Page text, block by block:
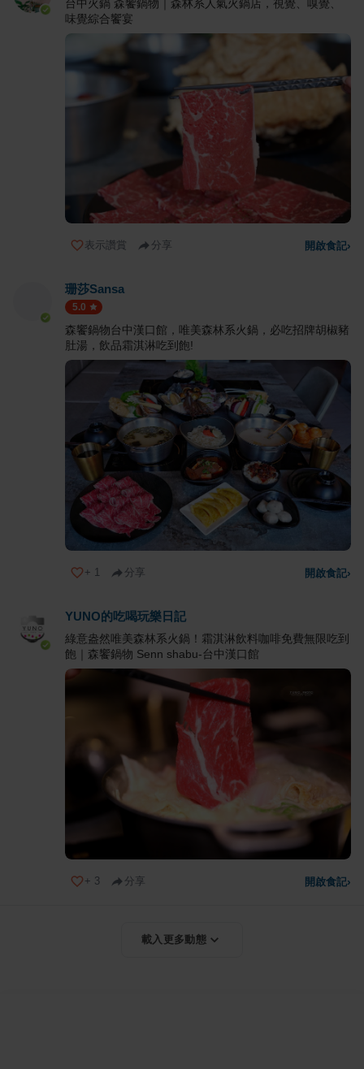
台中火鍋 森饗鍋物｜森林系人氣火鍋店，視覺、嗅覺、
味覺綜合饗宴
表示讚賞 分享 開啟食記›
珊莎Sansa
5.0
森饗鍋物台中漢口館，唯美森林系火鍋，必吃招牌胡椒豬
肚湯，飲品霜淇淋吃到飽!
+ 1 分享 開啟食記›
YUNO的吃喝玩樂日記
綠意盎然唯美森林系火鍋！霜淇淋飲料咖啡免費無限吃到
飽｜森饗鍋物 Senn shabu-台中漢口館
+ 3 分享 開啟食記›
載入更多動態